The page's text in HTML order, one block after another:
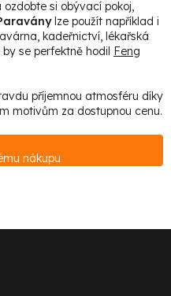
si obývací pokoj,
lze použít například i
kadeřnictví, lékařská
se perfektně hodil Feng
příjemnou atmosféru díky
motivům za dostupnou cenu.
nákupu